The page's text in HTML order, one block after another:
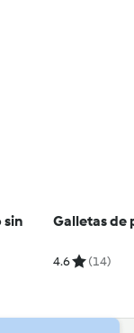
sin
Galletas de
4.6 (14)